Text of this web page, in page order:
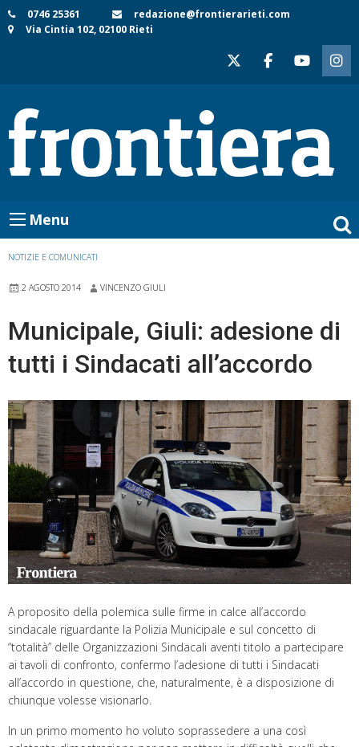
Skip
to
0746 25361
redazione@frontierarieti.com
Via Cintia 102, 02100 Rieti
Menu
NOTIZIE E COMUNICATI
2 AGOSTO 2014 VINCENZO GIULI
Municipale, Giuli: adesione di
tutti i Sindacati all’accordo
A proposito della polemica sulle firme in calce all’accordo
sindacale riguardante la Polizia Municipale e sul concetto di
“totalità” delle Organizzazioni Sindacali aventi titolo a partecipare
ai tavoli di confronto, confermo l’adesione di tutti i Sindacati
all’accordo in questione, che, naturalmente, è a disposizione di
chiunque volesse visionarlo.
In un primo momento ho voluto soprassedere a una così